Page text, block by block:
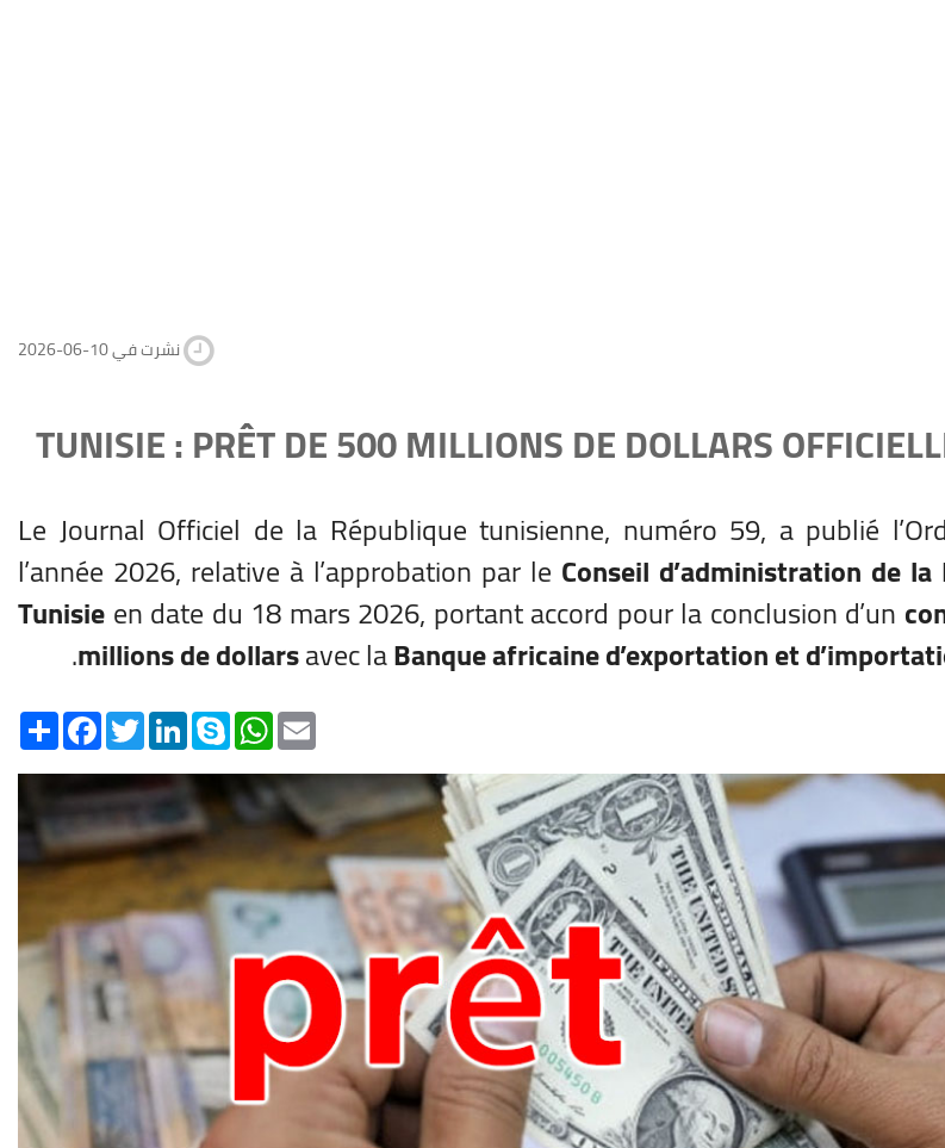
2026-06-10 نشرت في
TUNISIE : PRÊT DE 500 MILLIONS DE DOLLARS
Le Journal Officiel de la République tunisienne, numéro 59, a publié
l’année 2026, relative à l’approbation par le Conseil d’administration de
Tunisieen date du 18 mars 2026, portant accord pour la conclusion d’un
millions de dollarsavec laBanque africaine d’exportation et
Share
FacebookTwitterLinkedInSkype
WhatsAppEmail